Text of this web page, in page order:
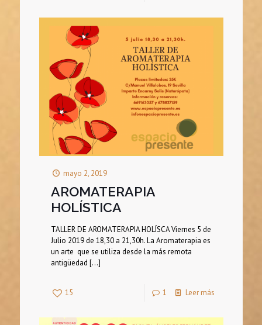
mayo 2, 2019
AROMATERAPIA
HOLÍSTICA
TALLER DE AROMATERAPIA HOLÍSCA Viernes 5 de
Julio 2019 de 18,30 a 21,30h. La Aromaterapia es
un arte que se utiliza desde la más remota
antigüedad […]
15 1 Leer más